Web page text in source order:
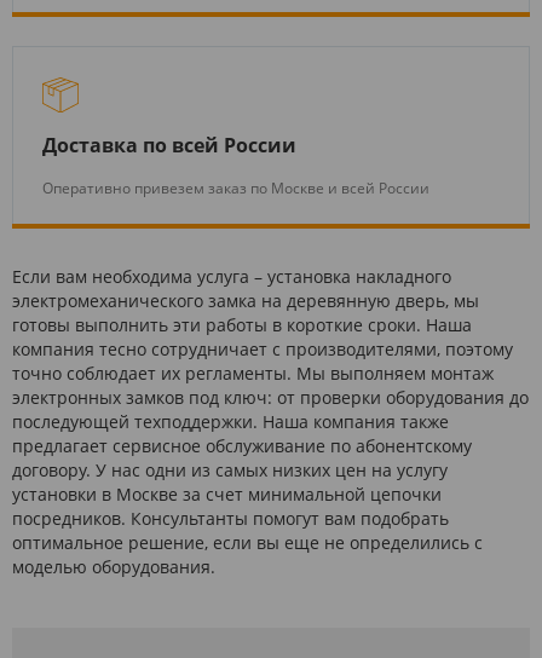
Доставка по всей России
Оперативно привезем заказ по Москве и всей России
Если вам необходима услуга – установка накладного
электромеханического замка на деревянную дверь, мы
готовы выполнить эти работы в короткие сроки. Наша
компания тесно сотрудничает с производителями, поэтому
точно соблюдает их регламенты. Мы выполняем монтаж
электронных замков под ключ: от проверки оборудования до
последующей техподдержки. Наша компания также
предлагает сервисное обслуживание по абонентскому
договору. У нас одни из самых низких цен на услугу
установки в Москве за счет минимальной цепочки
посредников. Консультанты помогут вам подобрать
оптимальное решение, если вы еще не определились с
моделью оборудования.